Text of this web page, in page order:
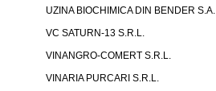
UZINA BIOCHIMICA DIN BENDER S.A.
VC SATURN-13 S.R.L.
VINANGRO-COMERT S.R.L.
VINARIA PURCARI S.R.L.